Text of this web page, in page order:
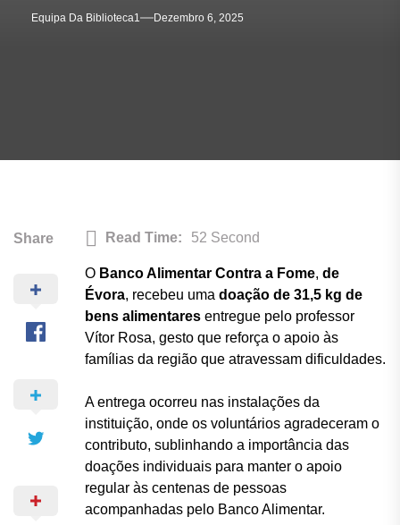
Equipa Da Biblioteca1 Dezembro 6, 2025
Share Read Time: 52 Second
O Banco Alimentar Contra a Fome, de
Évora, recebeu uma doação de 31,5 kg de
bens alimentares entregue pelo professor
Vítor Rosa, gesto que reforça o apoio às
famílias da região que atravessam dificuldades.
A entrega ocorreu nas instalações da
instituição, onde os voluntários agradeceram o
contributo, sublinhando a importância das
doações individuais para manter o apoio
regular às centenas de pessoas
acompanhadas pelo Banco Alimentar.